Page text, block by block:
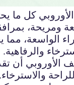
كل ما
ومريحة،
الواسعة، مما
والرفاهية.
الأوروبي أن